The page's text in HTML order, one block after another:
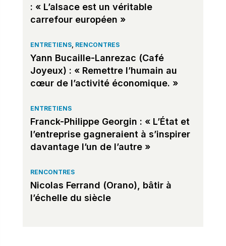
: « L’alsace est un véritable
carrefour européen »
ENTRETIENS, RENCONTRES
Yann Bucaille-Lanrezac (Café
Joyeux) : « Remettre l’humain au
cœur de l’activité économique. »
ENTRETIENS
Franck-Philippe Georgin : « L’État et
l’entreprise gagneraient à s’inspirer
davantage l’un de l’autre »
RENCONTRES
Nicolas Ferrand (Orano), bâtir à
l’échelle du siècle